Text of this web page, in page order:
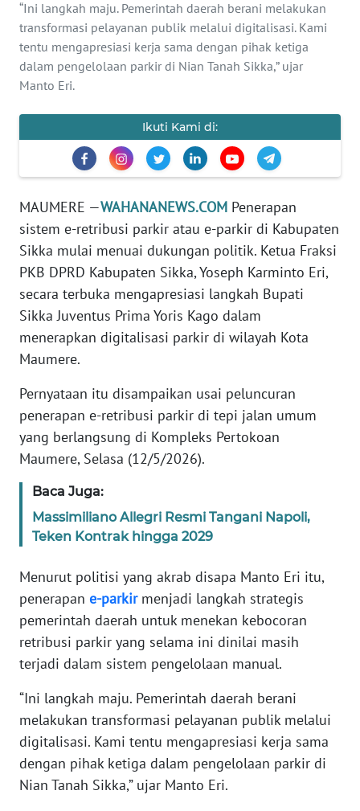
“Ini langkah maju. Pemerintah daerah berani melakukan
transformasi pelayanan publik melalui digitalisasi. Kami
tentu mengapresiasi kerja sama dengan pihak ketiga
dalam pengelolaan parkir di Nian Tanah Sikka,” ujar
Manto Eri.
Ikuti Kami di:
MAUMERE —WAHANANEWS.COM Penerapan
sistem e-retribusi parkir atau e-parkir di Kabupaten
Sikka mulai menuai dukungan politik. Ketua Fraksi
PKB DPRD Kabupaten Sikka, Yoseph Karminto Eri,
secara terbuka mengapresiasi langkah Bupati
Sikka Juventus Prima Yoris Kago dalam
menerapkan digitalisasi parkir di wilayah Kota
Maumere.
Pernyataan itu disampaikan usai peluncuran
penerapan e-retribusi parkir di tepi jalan umum
yang berlangsung di Kompleks Pertokoan
Maumere, Selasa (12/5/2026).
Baca Juga:
Massimiliano Allegri Resmi Tangani Napoli,
Teken Kontrak hingga 2029
Menurut politisi yang akrab disapa Manto Eri itu,
penerapan e-parkirmenjadi langkah strategis
pemerintah daerah untuk menekan kebocoran
retribusi parkir yang selama ini dinilai masih
terjadi dalam sistem pengelolaan manual.
“Ini langkah maju. Pemerintah daerah berani
melakukan transformasi pelayanan publik melalui
digitalisasi. Kami tentu mengapresiasi kerja sama
dengan pihak ketiga dalam pengelolaan parkir di
Nian Tanah Sikka,” ujar Manto Eri.
TENTANG
KAMI
PEDOMAN
MEDIA
REDAKSI
DISCLAIMER
Wahana
Regional
WN
SUMUT
WN
JAKARTA
WN
WN
BANTEN
WN
NTT
WN
KEPRI
WN
PAPUA
WN
PAPUA
BARAT